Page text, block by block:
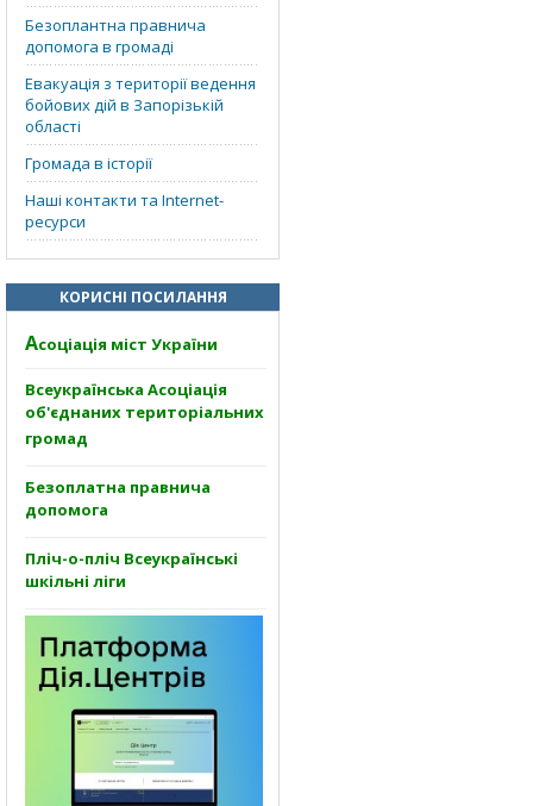
Безоплантна правнича
допомога в громаді
Евакуація з території ведення
бойових дій в Запорізькій
області
Громада в історії
Наші контакти та Internet-
ресурси
КОРИСНІ ПОСИЛАННЯ
Асоціація міст України
Всеукраїнська Асоціація
об'єднаних територіальних
громад
Безоплатна правнича
допомога
Пліч-о-пліч Всеукраїнські
шкільні ліги